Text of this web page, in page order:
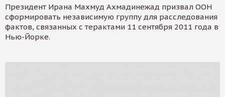
Президент Ирана Махмуд Ахмадинежад призвал ООН
сформировать независимую группу для расследования
фактов, связанных с терактами 11 сентября 2011 года в
Нью-Йорке.